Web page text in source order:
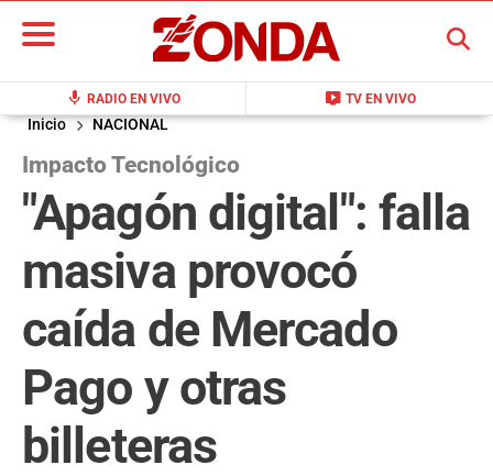
mic RADIO EN VIVO live_tv TV EN VIVO
BUSCAR
Inicio NACIONAL
Impacto Tecnológico
"Apagón digital": falla
masiva provocó
caída de Mercado
Pago y otras
billeteras